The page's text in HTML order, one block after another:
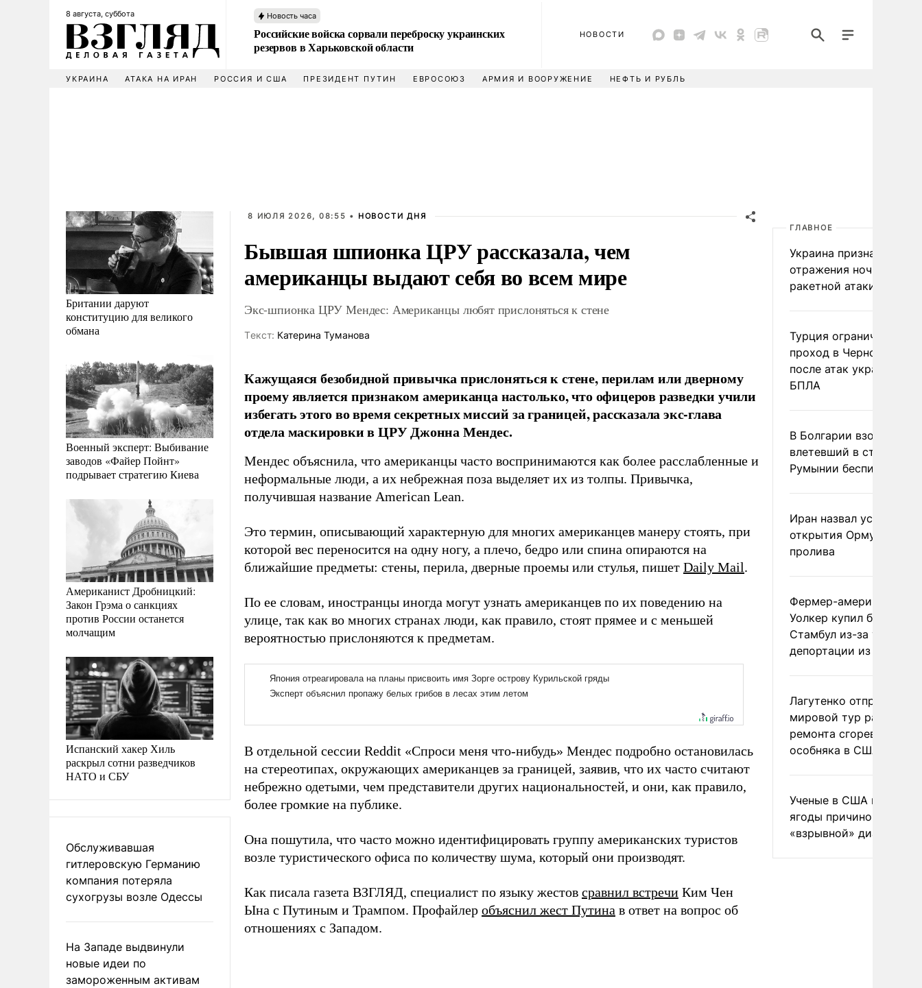
8 августа, суббота Новость часа
Российские войска сорвали переброску украинских
резервов в Харьковской области
НОВОСТИ
УКРАИНА АТАКА НА ИРАН РОССИЯ И США ПРЕЗИДЕНТ ПУТИН ЕВРОСОЮЗ АРМИЯ И ВООРУЖЕНИЕ НЕФТЬ И РУБЛЬ
Британии даруют
конституцию для великого
обмана
Военный эксперт: Выбивание
заводов «Файер Пойнт»
подрывает стратегию Киева
Американист Дробницкий:
Закон Грэма о санкциях
против России останется
молчащим
Испанский хакер Хиль
раскрыл сотни разведчиков
НАТО и СБУ
Обслуживавшая
гитлеровскую Германию
компания потеряла
сухогрузы возле Одессы
На Западе выдвинули
новые идеи по
замороженным активам
8 ИЮЛЯ 2026, 08:55 • НОВОСТИ ДНЯ
Бывшая шпионка ЦРУ рассказала, чем
американцы выдают себя во всем мире
Экс-шпионка ЦРУ Мендес: Американцы любят прислоняться к стене
Tекст: Катерина Туманова
Кажущаяся безобидной привычка прислоняться к стене, перилам или дверному
проему является признаком американца настолько, что офицеров разведки учили
избегать этого во время секретных миссий за границей, рассказала экс-глава
отдела маскировки в ЦРУ Джонна Мендес.
Мендес объяснила, что американцы часто воспринимаются как более расслабленные и
неформальные люди, а их небрежная поза выделяет их из толпы. Привычка,
получившая название American Lean.
Это термин, описывающий характерную для многих американцев манеру стоять, при
которой вес переносится на одну ногу, а плечо, бедро или спина опираются на
ближайшие предметы: стены, перила, дверные проемы или стулья, пишет Daily Mail.
По ее словам, иностранцы иногда могут узнать американцев по их поведению на
улице, так как во многих странах люди, как правило, стоят прямее и с меньшей
вероятностью прислоняются к предметам.
В отдельной сессии Reddit «Спроси меня что-нибудь» Мендес подробно остановилась
на стереотипах, окружающих американцев за границей, заявив, что их часто считают
небрежно одетыми, чем представители других национальностей, и они, как правило,
более громкие на публике.
Она пошутила, что часто можно идентифицировать группу американских туристов
возле туристического офиса по количеству шума, который они производят.
Как писала газета ВЗГЛЯД, специалист по языку жестов сравнил встречи Ким Чен
Ына с Путиным и Трампом. Профайлер объяснил жест Путина в ответ на вопрос об
отношениях с Западом.
ГЛАВНОЕ
Украина признала
отражения ночной
ракетной атаки
Турция ограничила
проход в Черное море
после атак украинских
БПЛА
В Болгарии взорвался
влетевший в страну из
Румынии беспилотник
Иран назвал условие
открытия Ормузского
пролива
Фермер-американец
Уолкер купил билет в
Стамбул из-за угрозы
депортации из России
Лагутенко отправился в
мировой тур ради
ремонта сгоревшего
особняка в США
Ученые в США назвали
ягоды причиной
«взрывной» диареи